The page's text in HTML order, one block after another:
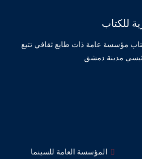
للكتاب
مؤسسة عامة ذات طابع ثقافي تتبع
مدينة دمشق
المؤسسة العامة للسينما